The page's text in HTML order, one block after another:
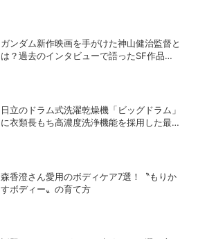
ガンダム新作映画を手がけた神山健治監督と
は？過去のインタビューで語ったSF作品作
日立のドラム式洗濯乾燥機「ビッグドラム」
に衣類長もち高濃度洗浄機能を採用した最新
森香澄さん愛用のボディケア7選！〝もりか
すボディー〟の育て方